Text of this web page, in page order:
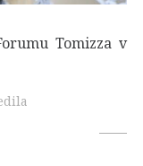
Tomizza v